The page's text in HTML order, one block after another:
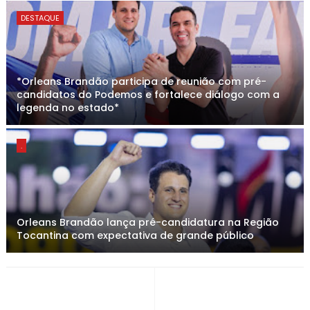
DESTAQUE
*Orleans Brandão participa de reunião com pré-
candidatos do Podemos e fortalece diálogo com a
legenda no estado*
.
Orleans Brandão lança pré-candidatura na Região
Tocantina com expectativa de grande público